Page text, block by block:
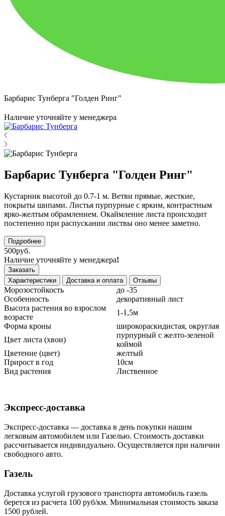
Барбарис Тунберга "Голден Ринг"
Наличие уточняйте у менеджера
Барбарис Тунберга "Голден Ринг"
Кустарник высотой до 0.7-1 м. Ветви прямые, жесткие,
покрыты шипами. Листья пурпурные с ярким, контрастным
ярко-желтым обрамлением. Окаймление листа происходит
постепенно при распускании листвы оно менее заметно.
Подробнее
500руб.
Наличие уточняйте у менеджера!
Заказать
Характеристики
Доставка и оплата Отзывы
Морозостойкость
до -35
Особенность
декоративный лист
Высота растения во взрослом
возрасте
1-1,5м
Форма кроны
широкораскидистая, округлая
Цвет листа (хвои)
пурпурный с желто-зеленой
коймой
Цветение (цвет)
желтый
Прирост в год
10см
Вид растения
Лиственное
Экспресс-доставка
Экспресс-доставка — доставка в день покупки нашим
легковым автомобилем или Газелью. Стоимость доставки
рассчитывается индивидуально. Осуществляется при наличии
свободного авто.
Газель
Доставка услугой грузового транспорта автомобиль газель
берется из расчета 100 руб/км. Минимальная стоимость заказа
1500 рублей.